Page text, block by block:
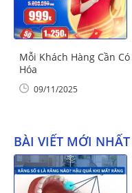
Mỗi Khách Hàng Cần
Hóa
09/11/2025
BÀI VIẾT MỚI NHẤT